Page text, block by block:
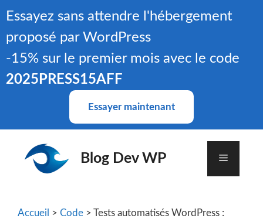
au
contenu
Essayez sans attendre l'hébergement
proposé par WordPress
-15% sur le premier mois avec le code
2025PRESS15AFF
Essayer maintenant
Blog Dev WP Menu
Accueil > Code > Tests automatisés WordPress :